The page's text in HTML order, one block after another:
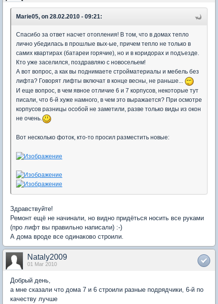
Marie05, on 28.02.2010 - 09:21:
Спасибо за ответ насчет отопления! В том, что в домах тепло
лично убедилась в прошлые вых-ые, причем тепло не только в
самих квартирах (батареи горячие), но и в коридорах и подъезде.
Кто уже заселился, поздравляю с новосельем!
А вот вопрос, а как вы поднимаете стройматериалы и мебель без
лифта? Говорят лифты включат в конце весны, не раньше...
И еще вопрос, в чем явное отличие 6 и 7 корпусов, некоторые тут
писали, что 6-й хуже намного, в чем это выражается? При осмотре
корпусов разницы особой не заметили, разве только виды из окон
не очень.
Вот несколько фоток, кто-то просил разместить новые:
Здравствуйте!
Ремонт ещё не начинали, но видно придёться носить все руками
(про лифт вы правильно написали) :-)
А дома вроде все одинаково строили.
Nataly2009
01 Mar 2010
Добрый день,
а мне сказали что дома 7 и 6 строили разные подрядчики, 6-й по
качеству лучше